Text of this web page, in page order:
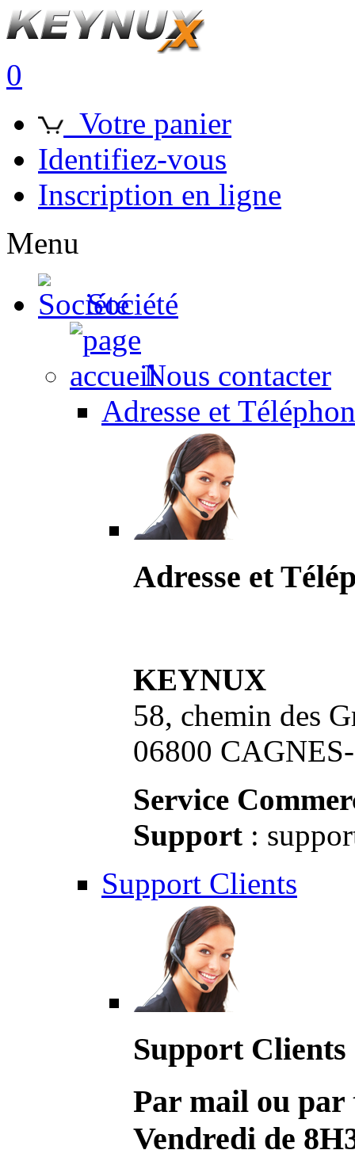
0
Votre panier
Identifiez-vous
Inscription en ligne
Menu
Société
Nous contacter
Adresse et
Adresse et
KEYNUX
58, chemin des
06800
Service
Support :
Support Clients
Support Clients
Par mail ou par
Vendredi de